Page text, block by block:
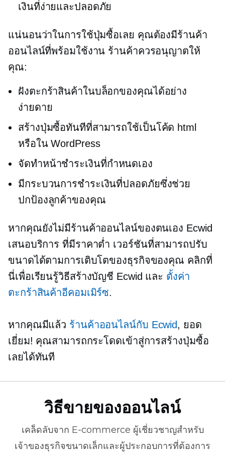
เงินที่ง่ายและปลอดภัย
แน่นอนว่าในการใช้ปุ่มซื้อเลย คุณต้องมีร้านค้า
ออนไลน์ที่พร้อมใช้งาน ร้านค้าควรอนุญาตให้
คุณ:
ฝังตะกร้าสินค้าในบล็อกของคุณได้อย่าง
ง่ายดาย
สร้างปุ่มซื้อทันทีที่สามารถใช้เป็นโค้ด html
หรือใน WordPress
จัดทำหน้าชำระเงินที่กำหนดเอง
มีกระบวนการชำระเงินที่ปลอดภัยซึ่งช่วย
ปกป้องลูกค้าของคุณ
หากคุณยังไม่มีร้านค้าออนไลน์ของตนเอง Ecwid
เสนอบริการที่มีราคาต่ำ เวอร์ชันที่สามารถปรับ
ขนาดได้ตามการเติบโตของธุรกิจของคุณ คลิกที่
นี่เพื่อเรียนรู้วิธีสร้างบัญชี Ecwid และ ตั้งค่า
ตะกร้าสินค้าอีคอมเมิร์ซ.
หากคุณมีแล้ว ร้านค้าออนไลน์กับ Ecwid, ยอด
เยี่ยม! คุณสามารถกระโดดเข้าสู่การสร้างปุ่มซื้อ
เลยได้ทันที
วิธีขายของออนไลน์
เคล็ดลับจาก E-commerce ผู้เชี่ยวชาญสำหรับ
เจ้าของธุรกิจขนาดเล็กและผู้ประกอบการที่ต้องการ